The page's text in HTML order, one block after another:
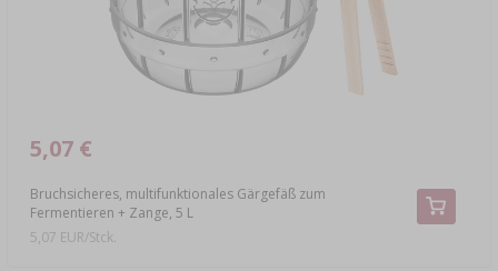
Bruchsicheres, multifunktionales Gärgefäß zum
Fermentieren + Zange, 5 L
5,07 €
5,07 EUR/Stck.